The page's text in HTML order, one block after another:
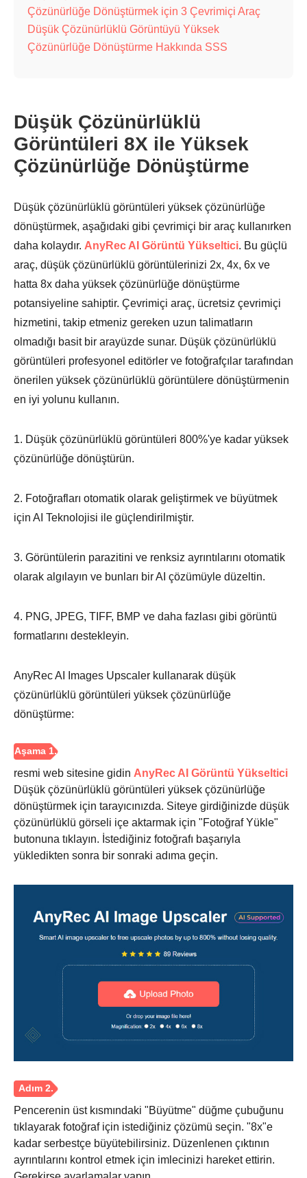
Çözünürlüğe Dönüştürmek için 3 Çevrimiçi Araç
Düşük Çözünürlüklü Görüntüyü Yüksek
Çözünürlüğe Dönüştürme Hakkında SSS
Düşük Çözünürlüklü
Görüntüleri 8X ile Yüksek
Çözünürlüğe Dönüştürme
Düşük çözünürlüklü görüntüleri yüksek çözünürlüğe
dönüştürmek, aşağıdaki gibi çevrimiçi bir araç kullanırken
daha kolaydır. AnyRec AI Görüntü Yükseltici. Bu güçlü
araç, düşük çözünürlüklü görüntülerinizi 2x, 4x, 6x ve
hatta 8x daha yüksek çözünürlüğe dönüştürme
potansiyeline sahiptir. Çevrimiçi araç, ücretsiz çevrimiçi
hizmetini, takip etmeniz gereken uzun talimatların
olmadığı basit bir arayüzde sunar. Düşük çözünürlüklü
görüntüleri profesyonel editörler ve fotoğrafçılar tarafından
önerilen yüksek çözünürlüklü görüntülere dönüştürmenin
en iyi yolunu kullanın.
1. Düşük çözünürlüklü görüntüleri 800%'ye kadar yüksek
çözünürlüğe dönüştürün.
2. Fotoğrafları otomatik olarak geliştirmek ve büyütmek
için AI Teknolojisi ile güçlendirilmiştir.
3. Görüntülerin parazitini ve renksiz ayrıntılarını otomatik
olarak algılayın ve bunları bir AI çözümüyle düzeltin.
4. PNG, JPEG, TIFF, BMP ve daha fazlası gibi görüntü
formatlarını destekleyin.
AnyRec AI Images Upscaler kullanarak düşük
çözünürlüklü görüntüleri yüksek çözünürlüğe
dönüştürme:
Aşama 1.
resmi web sitesine gidin AnyRec AI Görüntü Yükseltici
Düşük çözünürlüklü görüntüleri yüksek çözünürlüğe
dönüştürmek için tarayıcınızda. Siteye girdiğinizde düşük
çözünürlüklü görseli içe aktarmak için "Fotoğraf Yükle"
butonuna tıklayın. İstediğiniz fotoğrafı başarıyla
yükledikten sonra bir sonraki adıma geçin.
Pencerenin üst kısmındaki "Büyütme" düğme çubuğunu
tıklayarak fotoğraf için istediğiniz çözümü seçin. "8x"e
kadar serbestçe büyütebilirsiniz. Düzenlenen çıktının
ayrıntılarını kontrol etmek için imlecinizi hareket ettirin.